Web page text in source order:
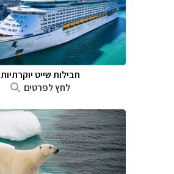
חבילות שייט יוקרתיות
לחץ לפרטים